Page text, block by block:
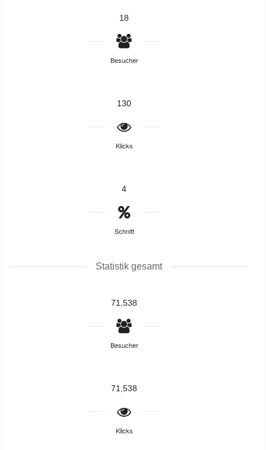
18
Besucher
130
Klicks
4
Schnitt
Statistik gesamt
71,538
Besucher
71,538
Klicks